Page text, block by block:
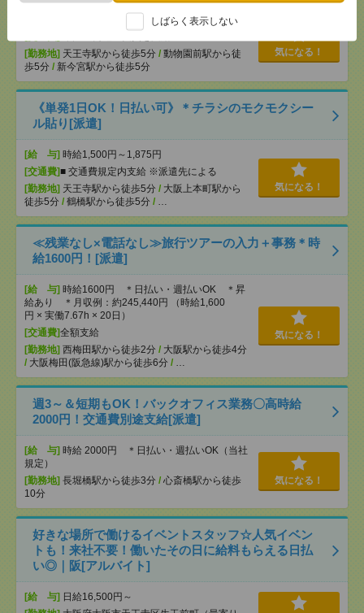
しばらく表示しない
[勤務地] 天王寺駅から徒歩5分 / 動物園前駅から徒
歩5分 / 新今宮駅から徒歩5分
気になる！
《単発1日OK！日払い可》＊チラシのモクモクシー
ル貼り[派遣]
[給 与] 時給1,500円～1,875円
[交通費]■ 交通費規定内支給 ※派遣先による
[勤務地] 天王寺駅から徒歩5分 / 大阪上本町駅から
徒歩5分 / 鶴橋駅から徒歩5分 / …
気になる！
≪残業なし×電話なし≫旅行ツアーの入力＋事務＊時
給1600円！[派遣]
[給 与] 時給1600円 ＊日払い・週払いOK ＊昇
給あり ＊月収例：約245,440円 （時給1,600
円 × 実働7.67h × 20日）
[交通費]全額支給
[勤務地] 西梅田駅から徒歩2分 / 大阪駅から徒歩4分
/ 大阪梅田(阪急線)駅から徒歩6分 / …
気になる！
週3～＆短期もOK！バックオフィス業務〇高時給
2000円！交通費別途支給[派遣]
[給 与] 時給 2000円 ＊日払い・週払いOK（当社
規定）
[勤務地] 長堀橋駅から徒歩3分 / 心斎橋駅から徒歩
10分
気になる！
好きな場所で働けるイベントスタッフ☆人気イベン
トも！来社不要！働いたその日に給料もらえる日払
い◎｜阪[アルバイト]
[給 与] 日給16,500円～